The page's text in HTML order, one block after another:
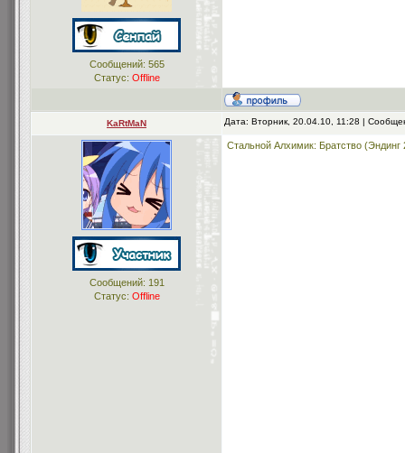
Сообщений: 565
Статус: Offline
KaRtMaN Дата: Вторник, 20.04.10, 11:28 |
Сообщений: 191
Статус: Offline
Стальной Алхимик: Братство (Эндинг